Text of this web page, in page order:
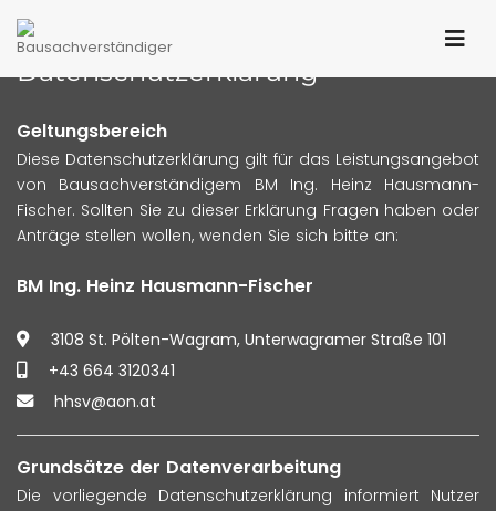
Datenschutzerklärung
Geltungsbereich
Diese Datenschutzerklärung gilt für das Leistungsangebot
von Bausachverständigem BM Ing. Heinz Hausmann-
Fischer. Sollten Sie zu dieser Erklärung Fragen haben oder
Anträge stellen wollen, wenden Sie sich bitte an:
BM Ing. Heinz Hausmann-Fischer
3108 St. Pölten-Wagram, Unterwagramer Straße 101
+43 664 3120341
hhsv@aon.at
Grundsätze der Datenverarbeitung
Die vorliegende Datenschutzerklärung informiert Nutzer